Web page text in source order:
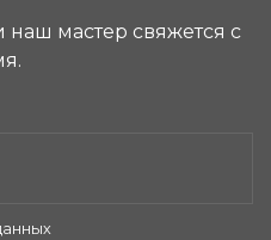
наш мастер свяжется с